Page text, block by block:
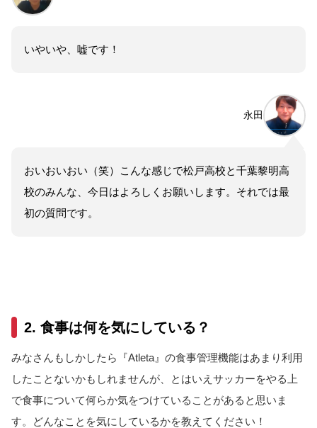
いやいや、嘘です！
おいおいおい（笑）こんな感じで松戸高校と千葉黎明高
校のみんな、今日はよろしくお願いします。それでは最
初の質問です。
永田
2. 食事は何を気にしている？
みなさんもしかしたら『Atleta』の食事管理機能はあまり利用
したことないかも しれませんが 、とはいえサッカーをやる上
で食事について何らか気をつけている ことがある と思いま
す。どんなことを気にしているかを教えてください！